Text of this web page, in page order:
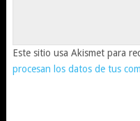
Este sitio usa Akismet para
procesan los datos de tus